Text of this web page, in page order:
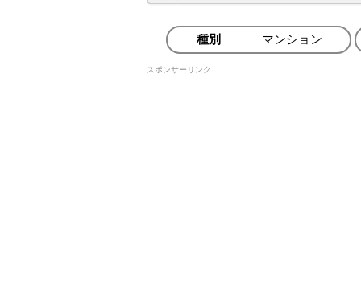
種別 マンション
スポンサーリンク